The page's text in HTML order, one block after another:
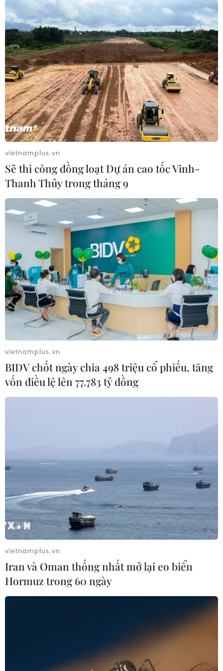
vietnamplus.vn
Sẽ thi công đồng loạt Dự án cao tốc Vinh-
Thanh Thủy trong tháng 9
vietnamplus.vn
BIDV chốt ngày chia 498 triệu cổ phiếu, tăng
vốn điều lệ lên 77.783 tỷ đồng
vietnamplus.vn
Iran và Oman thống nhất mở lại eo biển
Hormuz trong 60 ngày